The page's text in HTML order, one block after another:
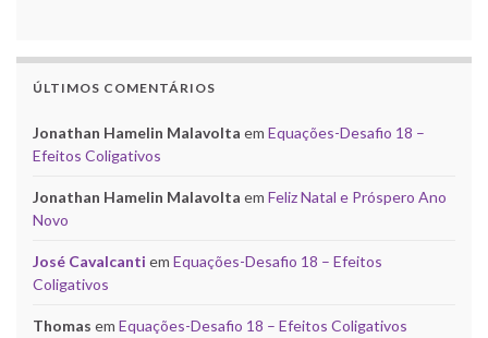
ÚLTIMOS COMENTÁRIOS
Jonathan Hamelin Malavolta em Equações-Desafio 18 –
Efeitos Coligativos
Jonathan Hamelin Malavolta em Feliz Natal e Próspero Ano
Novo
José Cavalcanti em Equações-Desafio 18 – Efeitos
Coligativos
Thomas em Equações-Desafio 18 – Efeitos Coligativos